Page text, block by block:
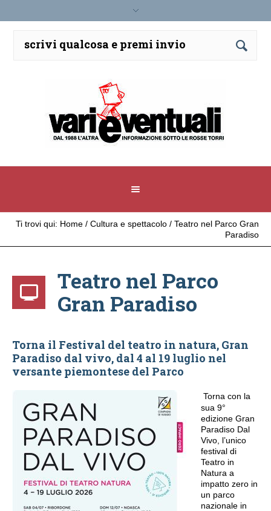
Ti trovi qui: Home / Cultura e spettacolo / Teatro nel Parco Gran
Paradiso
Teatro nel Parco
Gran Paradiso
Torna il Festival del teatro in natura, Gran
Paradiso dal vivo, dal 4 al 19 luglio nel
versante piemontese del Parco
Torna con la
sua 9°
edizione Gran
Paradiso Dal
Vivo, l’unico
festival di
Teatro in
Natura a
impatto zero in
un parco
nazionale in